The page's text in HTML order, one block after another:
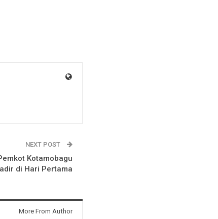
NEXT POST
Kotamobagu
di Hari Pertama
More From Author